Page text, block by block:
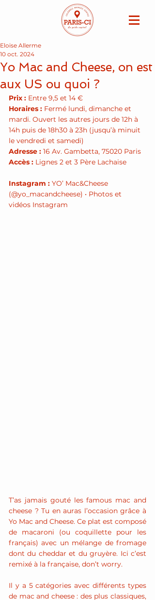
Yo Mac and Cheese, on est
aux US ou quoi ?
Eloise Allerme
10 oct. 2024
Prix : Entre 9,5 et 14 €
Horaires : Fermé lundi, dimanche et
mardi. Ouvert les autres jours de 12h à
14h puis de 18h30 à 23h (jusqu’à minuit
le vendredi et samedi)
Adresse : 16 Av. Gambetta, 75020 Paris
Accès : Lignes 2 et 3 Père Lachaise
Instagram : YO’ Mac&Cheese
(@yo_macandcheese) • Photos et
vidéos Instagram
T’as jamais gouté les famous mac and
cheese ? Tu en auras l’occasion grâce à
Yo Mac and Cheese. Ce plat est composé
de macaroni (ou coquillette pour les
français) avec un mélange de fromage
dont du cheddar et du gruyère. Ici c’est
remixé à la française, don’t worry.
Il y a 5 catégories avec différents types
de mac and cheese : des plus classiques,